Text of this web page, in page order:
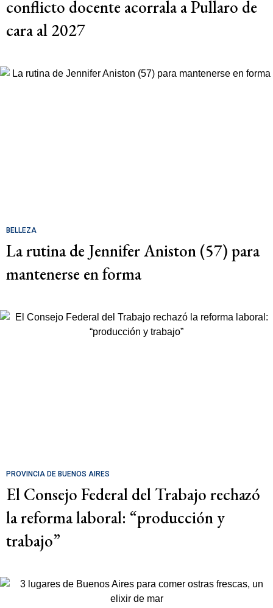
conflicto docente acorrala a Pullaro de
cara al 2027
BELLEZA
La rutina de Jennifer Aniston (57) para
mantenerse en forma
PROVINCIA DE BUENOS AIRES
El Consejo Federal del Trabajo rechazó
la reforma laboral: “producción y
trabajo”